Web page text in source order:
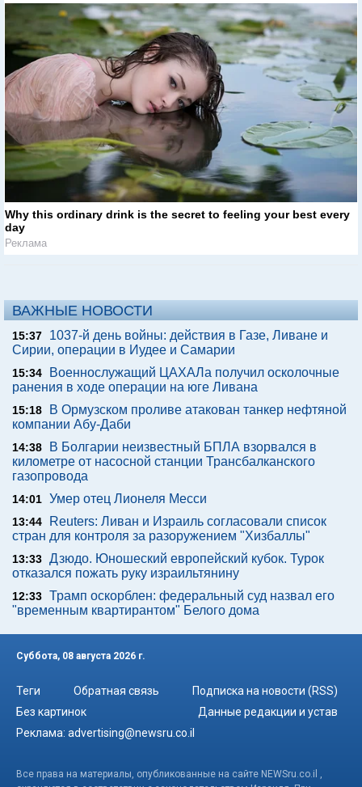
Why this ordinary drink is the secret to feeling your best every
day
Реклама
ВАЖНЫЕ НОВОСТИ
15:37
1037-й день войны: действия в Газе, Ливане и
Сирии, операции в Иудее и Самарии
15:34
Военнослужащий ЦАХАЛа получил осколочные
ранения в ходе операции на юге Ливана
15:18
В Ормузском проливе атакован танкер нефтяной
компании Абу-Даби
14:38
В Болгарии неизвестный БПЛА взорвался в
километре от насосной станции Трансбалканского
газопровода
14:01 Умер отец Лионеля Месси
13:44
Reuters: Ливан и Израиль согласовали список
стран для контроля за разоружением "Хизбаллы"
13:33 Дзюдо. Юношеский европейский кубок. Турок
отказался пожать руку израильтянину
12:33 Трамп оскорблен: федеральный суд назвал его
"временным квартирантом" Белого дома
Суббота, 08 августа 2026 г.
Теги Обратная связь
Подписка на новости (RSS)
Без картинок
Данные редакции и устав
Реклама: advertising@newsru.co.il
Все права на материалы, опубликованные на сайте NEWSru.co.il ,